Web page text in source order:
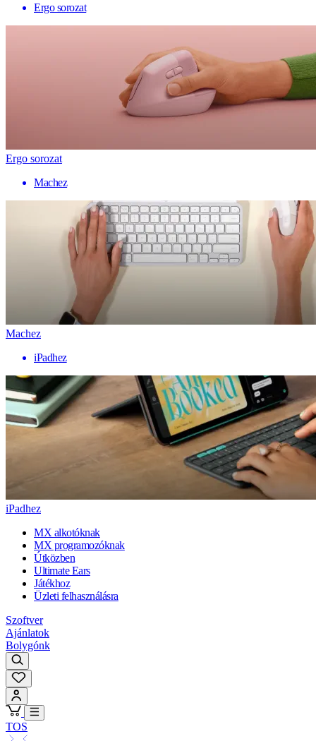
Ergo sorozat
Ergo sorozat
Machez
Machez
iPadhez
iPadhez
MX alkotóknak
MX programozóknak
Útközben
Ultimate Ears
Játékhoz
Üzleti felhasználásra
Szoftver
Ajánlatok
Bolygónk
TOS